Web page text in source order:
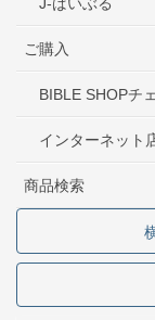
ご購入
BIBLE SHOPチ
インターネット
商品検索